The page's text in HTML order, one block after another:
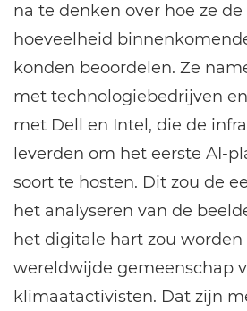
na te denken over hoe ze
hoeveelheid
konden beoordelen. Ze
met technologiebedrijven
met Dell en Intel, die de
leverden om het eerste AI-
soort te hosten. Dit zou de
het analyseren van de
het digitale hart zou worden
wereldwijde gemeenschap
klimaatactivisten. Dat zijn